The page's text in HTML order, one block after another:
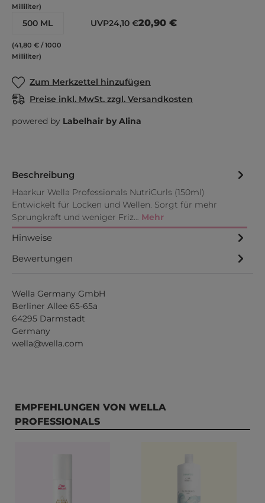
Milliliter)
500 ML
(41,80 € / 1000
Milliliter)
UVP24,10 €20,90 €
Zum Merkzettel hinzufügen
Preise inkl. MwSt. zzgl. Versandkosten
powered by Labelhair by Alina
Beschreibung
Haarkur Wella Professionals NutriCurls (150ml)
Entwickelt für Locken und Wellen. Sorgt für mehr
Sprungkraft und weniger Friz… Mehr
Hinweise
Bewertungen
Wella Germany GmbH
Berliner Allee 65-65a
64295 Darmstadt
Germany
wella@wella.com
Produktgalerie überspringen
EMPFEHLUNGEN VON WELLA
PROFESSIONALS